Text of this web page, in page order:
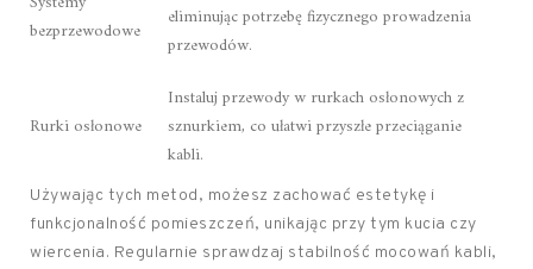
bezprzewodowe
eliminując potrzebę fizycznego prowadzenia
przewodów.
Rurki osłonowe
Instaluj przewody w rurkach osłonowych z
sznurkiem, co ułatwi przyszłe przeciąganie
kabli.
Używając tych metod, możesz zachować estetykę i
funkcjonalność pomieszczeń, unikając przy tym kucia czy
wiercenia. Regularnie sprawdzaj stabilność mocowań kabli,